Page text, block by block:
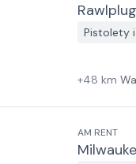
Pistolety
+48 km
AM RENT